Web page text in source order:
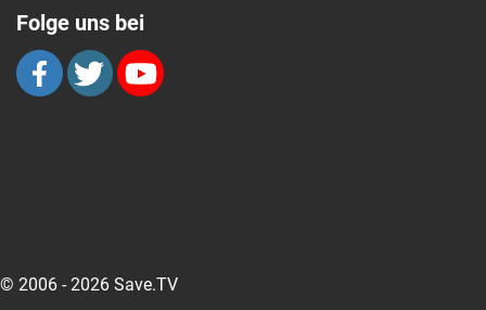
Folge uns bei
© 2006 - 2026 Save.TV